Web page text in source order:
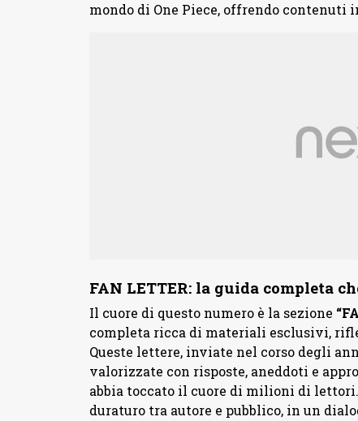
mondo di One Piece, offrendo
FAN LETTER: la guida completa
Il cuore di questo numero è la sezione
completa ricca di materiali esclusivi,
Queste lettere, inviate nel corso degli
valorizzate con risposte, aneddoti e
abbia toccato il cuore di milioni di
duraturo tra autore e pubblico, in un